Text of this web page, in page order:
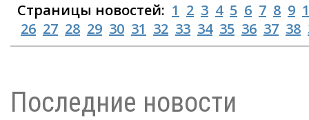
Страницы новостей: 1 2 3 4 5 6 7 8 9
26 27 28 29 30 31 32 33 34 35 36 37 38
Последние новости